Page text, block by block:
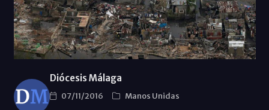
Diócesis Málaga
07/11/2016
Manos Unidas